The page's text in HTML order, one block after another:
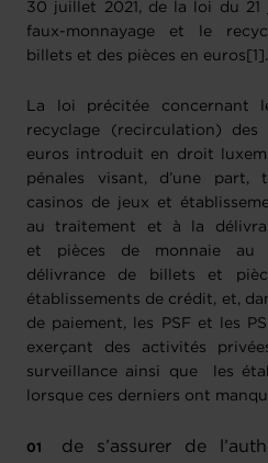
30 juillet 2021, de la loi du 21
faux-monnayage et le
billets et des pièces en euros[1].
La loi précitée concernant
recyclage (recirculation)
euros introduit en droit
pénales visant, d’une
casinos de jeux et
au traitement et à la
et pièces de monnaie au
délivrance de billets et
établissements de crédit, et,
de paiement, les PSF et les
exerçant des activités
surveillance ainsi que les
lorsque ces derniers ont
de s’assurer de